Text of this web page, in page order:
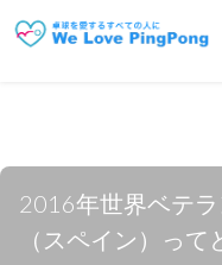
2016年世界ベテ
（スペイン）って